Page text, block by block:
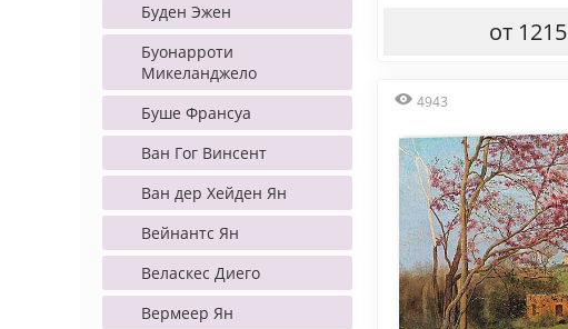
Буден Эжен
Буонарроти
Микеланджело
Буше Франсуа
Ван Гог Винсент
Ван дер Хейден Ян
Вейнантс Ян
Веласкес Диего
Вермеер Ян
от 1215
4943